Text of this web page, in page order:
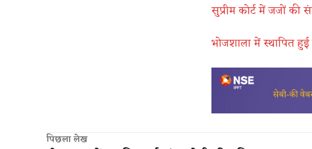
सुप्रीम कोर्ट में जजों की
भोजशाला में स्थापित
पिछला लेख